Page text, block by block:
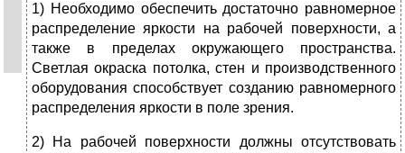
1) Необходимо обеспечить достаточно равномерное
распределение яркости на рабочей поверхности, а
также в пределах окружающего пространства.
Светлая окраска потолка, стен и производственного
оборудования способствует созданию равномерного
распределения яркости в поле зрения.
2) На рабочей поверхности должны отсутствовать